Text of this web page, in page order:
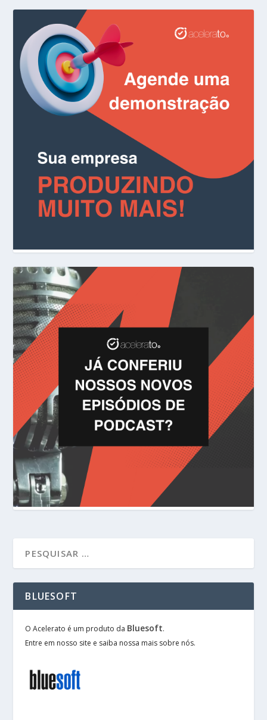
BLUESOFT
O Acelerato é um produto da Bluesoft.
Entre em nosso site e saiba nossa mais sobre nós.